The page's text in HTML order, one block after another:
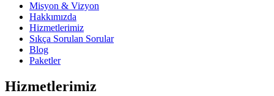
Misyon & Vizyon
Hakkımızda
Hizmetlerimiz
Sıkça Sorulan Sorular
Blog
Paketler
Hizmetlerimiz